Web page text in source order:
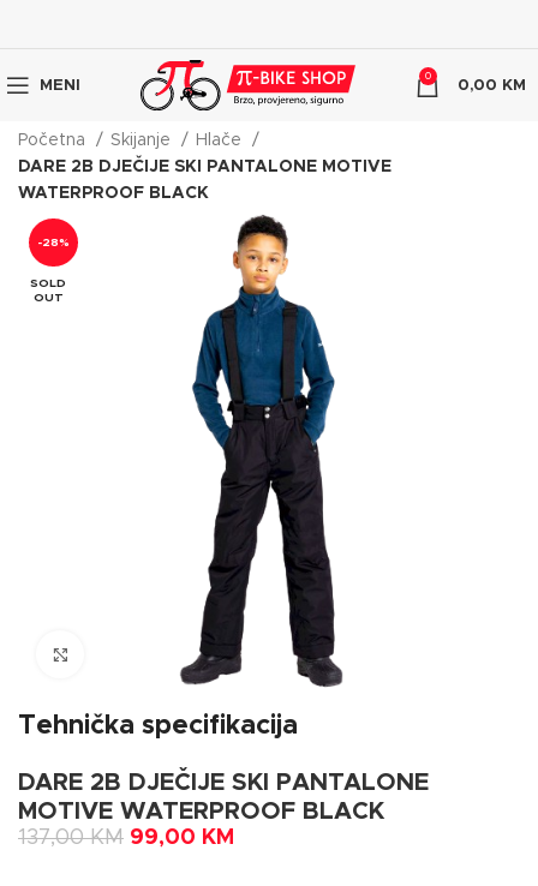
MENI
0
0,00 KM
Početna Skijanje
Hlače
DARE 2B DJEČIJE SKI PANTALONE MOTIVE
WATERPROOF BLACK
-28%
SOLD
OUT
Click to enlarge
Tehnička specifikacija
DARE 2B DJEČIJE SKI PANTALONE
MOTIVE WATERPROOF BLACK
137,00KM 99,00 KM